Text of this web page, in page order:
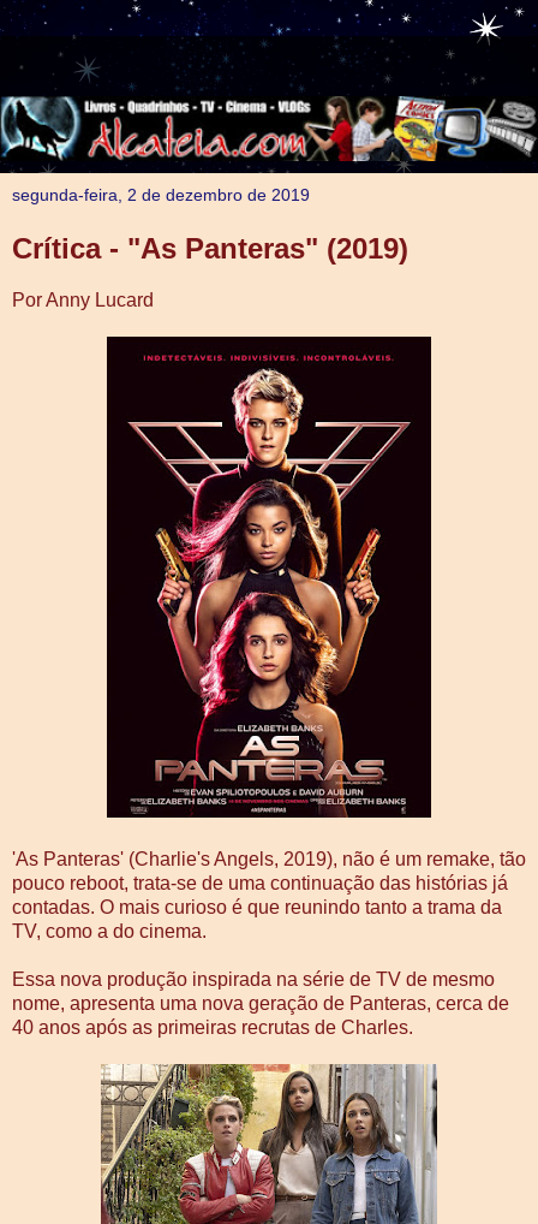
segunda-feira, 2 de dezembro de 2019
Crítica - "As Panteras" (2019)
Por Anny Lucard
'As Panteras' (Charlie's Angels, 2019), não é um remake, tão
pouco reboot, trata-se de uma continuação das histórias já
contadas. O mais curioso é que reunindo tanto a trama da
TV, como a do cinema.
Essa nova produção inspirada na série de TV de mesmo
nome, apresenta uma nova geração de Panteras, cerca de
40 anos após as primeiras recrutas de Charles.